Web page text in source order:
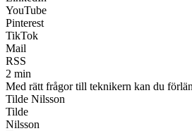
YouTube
Pinterest
TikTok
Mail
RSS
2 min
Med rätt frågor till teknikern kan du
Tilde Nilsson
Tilde
Nilsson